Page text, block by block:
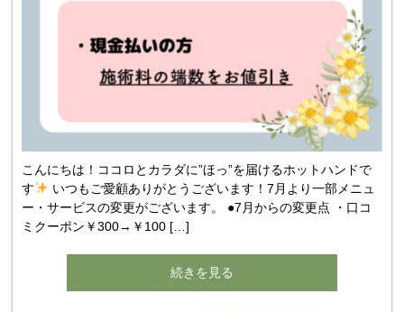
こんにちは！ココロとカラダに”ほっ”を届けるホットハンドで
す
いつもご愛顧ありがとうございます！7月より一部メニュ
ー・サービスの変更がございます。 ●7月からの変更点 ・口コ
ミクーポン￥300→￥100 […]
続きを見る